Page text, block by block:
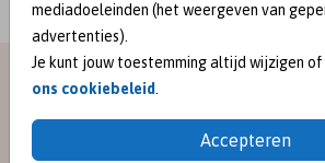
mediadoeleinden (het weergeven van
advertenties).
Je kunt jouw toestemming altijd wijzigen of
ons cookiebeleid
Accepteren
meet me on
SOCIAL